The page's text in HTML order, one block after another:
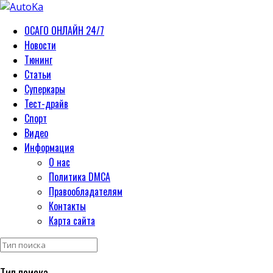
ОСАГО ОНЛАЙН 24/7
Новости
Тюнинг
Статьи
Суперкары
Тест-драйв
Спорт
Видео
Информация
О нас
Политика DMCA
Правообладателям
Контакты
Карта сайта